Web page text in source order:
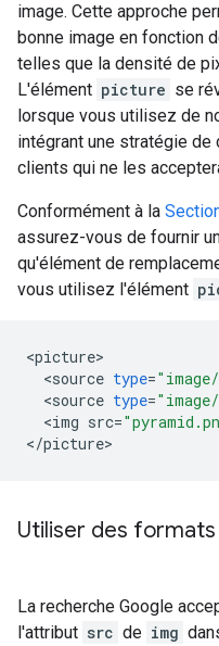
image. Cette approche
bonne image en fonction
telles que la densité de
L'élément picture se
lorsque vous utilisez de
intégrant une stratégie
clients qui ne les
Conformément à la
assurez-vous de fournir
qu'élément de
vous utilisez l'élément
<picture
<source type=
<source type="image/
<img src=
</picture>
Utiliser des
La recherche Google
l'attribut src de img